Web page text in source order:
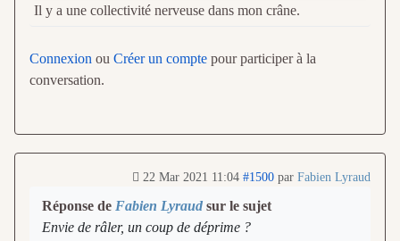
Il y a une collectivité nerveuse dans mon crâne.
Connexion ou Créer un compte pour participer à la
conversation.
22 Mar 2021 11:04 #1500 par Fabien Lyraud
Réponse de Fabien Lyraud sur le sujet
Envie de râler, un coup de déprime ?